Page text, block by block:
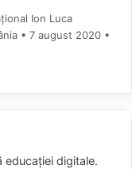
Ion Luca
7 august 2020 •
digitale.